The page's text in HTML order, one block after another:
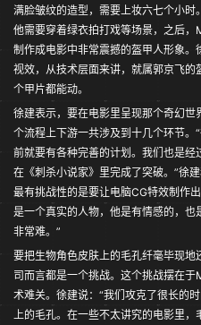
满脸皱纹的造型，需要上妆六七个小时
他需要穿着绿衣拍打戏等场景，之后
制作成电影中非常震撼的盔甲人形象
视效，从技术层面来讲，就属郭京飞
个甲片都能动。
徐建表示，要在电影里呈现那个奇幻
个流程上下游一共涉及到十几个环节
前就要有各种完善的计划。我们也是
在《刺杀小说家》里完成了突破。”徐
最有挑战性的是要让电脑CG特效制作
是一个真实的人物，他是有情感的，
非常难。”
要把生物角色皮肤上的毛孔纤毫毕现
司而言都是一个挑战。这个挑战摆在
术难关。徐建说：“我们攻克了很长的
上的毛孔。在一些不太讲究的电影里